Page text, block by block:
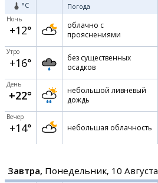
°C Погода
Ночь
+12°
облачно с
прояснениями
Утро
+16°
без существенных
осадков
День
+22°
небольшой ливневый
дождь
Вечер
+14° небольшая облачность
Завтра, Понедельник, 10 Августа